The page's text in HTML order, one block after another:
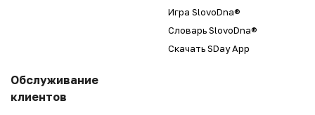
Игра SlovoDna®
Словарь SlovoDna®
Скачать SDay App
Обслуживание
клиентов